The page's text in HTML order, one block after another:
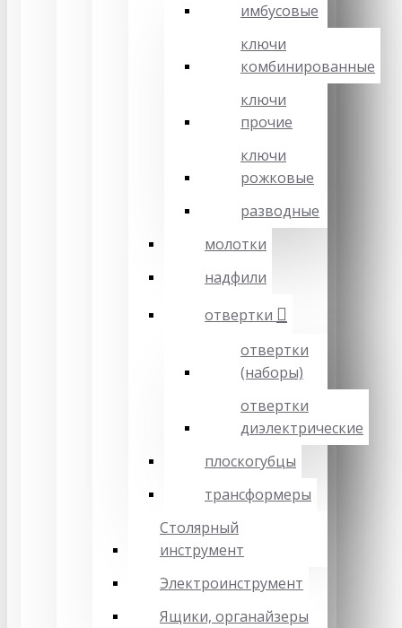
имбусовые
ключи
комбинированные
ключи
прочие
ключи
рожковые
разводные
молотки
надфили
отвертки
отвертки
(наборы)
отвертки
диэлектрические
плоскогубцы
трансформеры
Столярный
инструмент
Электроинструмент
Ящики, органайзеры